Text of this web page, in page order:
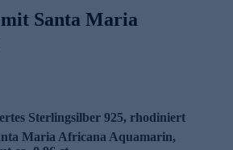
und verleihen Ihrem Look eine
praktische Klappbrisur sorgt für einen
Sitz. Was die Qualität unserer
werden unsere Schmuckwaren von
und seitens des Lieferanten
unterzogen. Unter anderem
Prüfungen auf Konformität
der Schweizer
Santa Maria
Sterlingsilber 925, rhodiniert
Maria Africana Aquamarin,